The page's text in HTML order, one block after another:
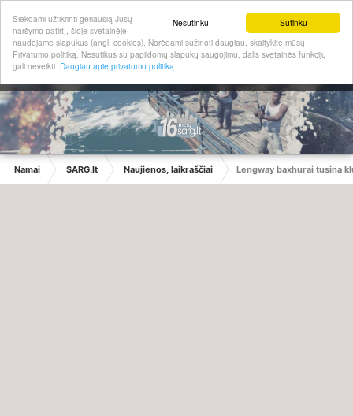
Sutinku
Nesutinku
Siekdami užtikrinti geriausią Jūsų
naršymo patirtį, šioje svetainėje
naudojame slapukus (angl. cookies). Norėdami sužinoti daugiau, skaitykite mūsų
Privatumo politiką. Nesutikus su papildomų slapukų saugojimu, dalis svetainės funkcijų
gali neveikti. Daugiau apie privatumo politiką
Namai SARG.lt Naujienos, laikraščiai Lengway baxhurai tusina